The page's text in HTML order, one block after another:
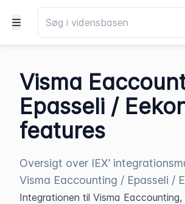
Visma
Epasseli /
features
Oversigt over IEX’
Visma Eaccounting / Epasseli /
Integrationen til Visma Eaccounting,